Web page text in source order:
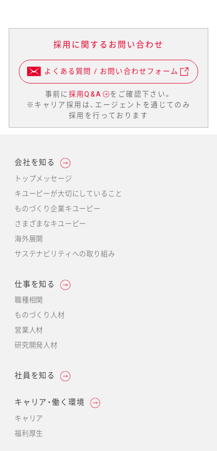
採用に関するお問い合わせ
よくある質問 / お問い合わせフォーム
事前に 採用Q&A
をご確認下さい。
※キャリア採用は、エージェントを通じてのみ
採用を行っております
会社を知る
トップメッセージ
キユーピーが大切にしていること
ものづくり企業キユーピー
さまざまなキユーピー
海外展開
サステナビリティへの取り組み
仕事を知る
職種相関
ものづくり人材
営業人材
研究開発人材
社員を知る
キャリア・働く環境
キャリア
福利厚生